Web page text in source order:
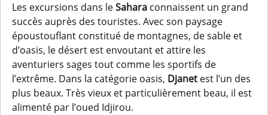
Les excursions dans leSahara connaissent un grand
succès auprès des touristes. Avec son paysage
époustouflant constitué de montagnes, de sable et
d’oasis, le désert est envoutant et attire les
aventuriers sages tout comme les sportifs de
l’extrême. Dans la catégorie oasis, Djanet est l’un des
plus beaux. Très vieux et particulièrement beau, il est
alimenté par l’oued Idjirou.